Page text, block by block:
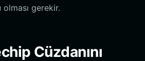
gerekir.
Cüzdanını